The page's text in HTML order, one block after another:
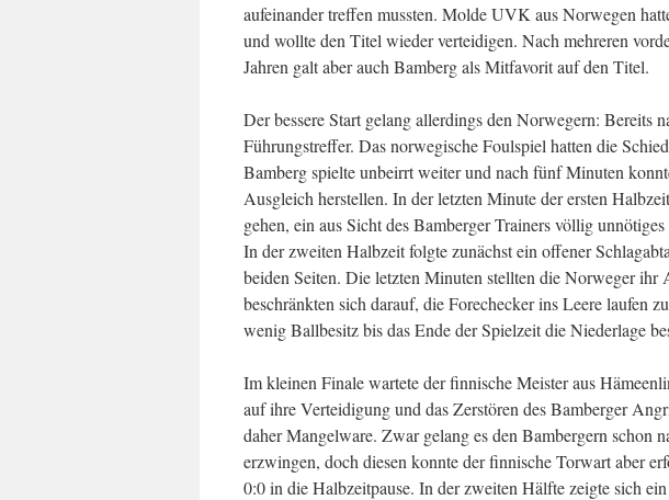
aufeinander treffen mussten. Molde UVK aus Norwegen
und wollte den Titel wieder verteidigen. Nach mehreren
Jahren galt aber auch Bamberg als Mitfavorit auf den Titel.
Der bessere Start gelang allerdings den Norwegern: Bereits
Führungstreffer. Das norwegische Foulspiel hatten die
Bamberg spielte unbeirrt weiter und nach fünf Minuten
Ausgleich herstellen. In der letzten Minute der ersten
gehen, ein aus Sicht des Bamberger Trainers völlig unnötiges
In der zweiten Halbzeit folgte zunächst ein offener
beiden Seiten. Die letzten Minuten stellten die Norweger
beschränkten sich darauf, die Forechecker ins Leere laufen
wenig Ballbesitz bis das Ende der Spielzeit die Niederlage
Im kleinen Finale wartete der finnische Meister aus
auf ihre Verteidigung und das Zerstören des Bamberger
daher Mangelware. Zwar gelang es den Bambergern schon
erzwingen, doch diesen konnte der finnische Torwart aber
0:0 in die Halbzeitpause. In der zweiten Hälfte zeigte sich